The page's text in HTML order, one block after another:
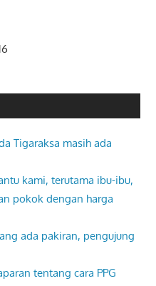
Tigaraksa masih ada
kami, terutama ibu-ibu,
pokok dengan harga
ada pakiran, pengujung
tentang cara PPG